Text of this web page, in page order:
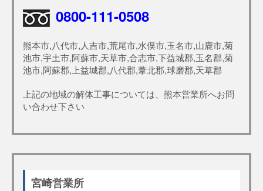
0800-111-0508
熊本市,八代市,人吉市,荒尾市,水俣市,玉名市,山鹿市,菊
池市,宇土市,阿蘇市,天草市,合志市,下益城郡,玉名郡,菊
池市,阿蘇郡,上益城郡,八代郡,葦北郡,球磨郡,天草郡
上記の地域の解体工事については、熊本営業所へお問
い合わせ下さい
宮崎営業所